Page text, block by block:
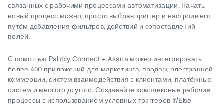
связанных с рабочими процессами автоматизации. Начать
новый процесс можно, просто выбрав триггер и настроив его
путём добавления фильтров, действий и сопоставлений
полей.
С помощью Pabbly Connect + Asana можно интегрировать
более 400 приложений для маркетинга, продаж, электронной
коммерции, систем взаимодействия с клиентами, платёжных
систем и многого другого. Создавайте комплексные рабочие
процессы с использованием условных триггеров If/Else